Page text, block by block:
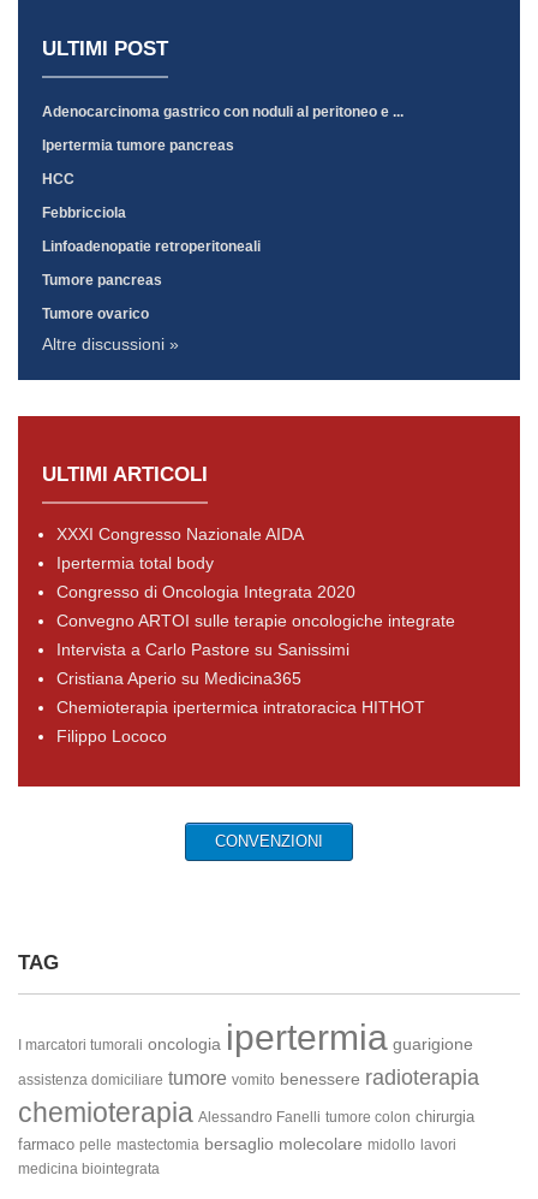
ULTIMI POST
Adenocarcinoma gastrico con noduli al peritoneo e ...
Ipertermia tumore pancreas
HCC
Febbricciola
Linfoadenopatie retroperitoneali
Tumore pancreas
Tumore ovarico
Altre discussioni »
ULTIMI ARTICOLI
XXXI Congresso Nazionale AIDA
Ipertermia total body
Congresso di Oncologia Integrata 2020
Convegno ARTOI sulle terapie oncologiche integrate
Intervista a Carlo Pastore su Sanissimi
Cristiana Aperio su Medicina365
Chemioterapia ipertermica intratoracica HITHOT
Filippo Lococo
CONVENZIONI
TAG
I marcatori tumorali oncologia ipertermia guarigione
assistenza domiciliare tumore vomito benessere radioterapia
chemioterapia Alessandro Fanelli tumore colon chirurgia
farmaco pelle mastectomia bersaglio molecolare midollo lavori
medicina biointegrata